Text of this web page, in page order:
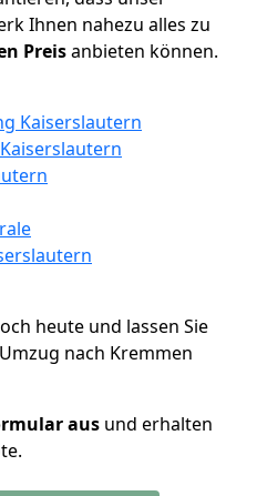
Ihnen nahezu alles zu
Preisanbieten können.
Kaiserslautern
heute und lassen Sie
nach Kremmen
aus und erhalten